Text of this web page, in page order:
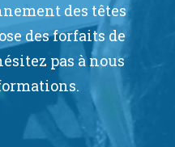
des têtes
des forfaits de
pas à nous